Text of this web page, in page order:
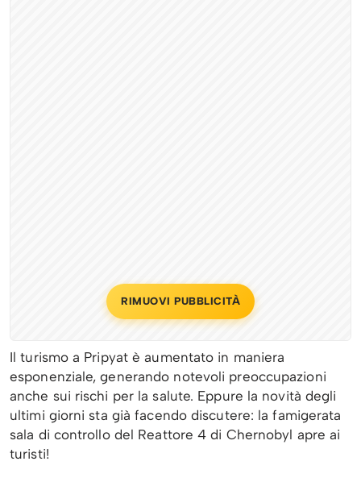
RIMUOVI PUBBLICITÀ
Il turismo a Pripyat è aumentato in maniera
esponenziale, generando notevoli preoccupazioni
anche sui rischi per la salute. Eppure la novità degli
ultimi giorni sta già facendo discutere: la famigerata
sala di controllo del Reattore 4 di Chernobyl apre ai
turisti!